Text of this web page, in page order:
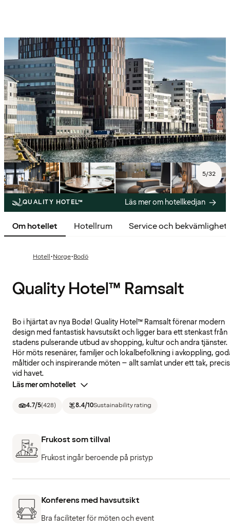
5/32
QUALITY HOTEL™ Läs mer om hotellkedjan
Om hotellet Hotellrum Service och
Hotell·Norge·Bodö
Quality Hotel™ Ramsalt
Bo i hjärtat av nya Bodø! Quality Hotel™ Ramsalt förenar modern
design med fantastisk havsutsikt och ligger bara ett stenkast från
stadens pulserande utbud av shopping, kultur och andra tjänster.
Hör möts resenärer, familjer och lokalbefolkning i avkoppling,
måltider och inspirerande möten – allt samlat under ett tak, precis
vid havet.
Läs mer om hotellet
4.7/5(428) 8.4/10Sustainability rating
Frukost som tillval
Frukost ingår beroende på pristyp
Konferens med havsutsikt
Bra faciliteter för möten och event